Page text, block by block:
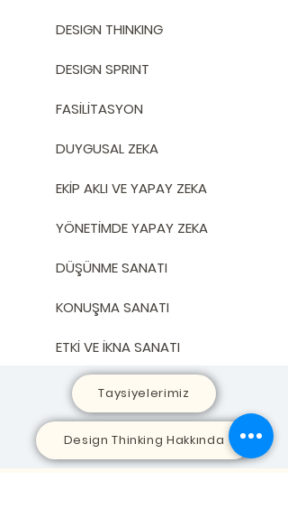
DESIGN THINKING
DESIGN SPRINT
FASİLİTASYON
DUYGUSAL ZEKA
EKİP AKLI VE YAPAY ZEKA
YÖNETİMDE YAPAY ZEKA
DÜŞÜNME SANATI
KONUŞMA SANATI
ETKİ VE İKNA SANATI
Taysiyelerimiz
Design Thinking Hakkında